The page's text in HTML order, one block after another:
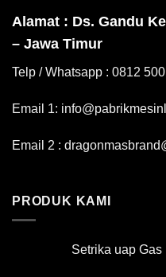
Alamat : Ds. Gandu
– Jawa Timur
Telp / Whatsapp : 0812
Email 1:
Email 2 :
PRODUK KAMI
Setrika uap Gas